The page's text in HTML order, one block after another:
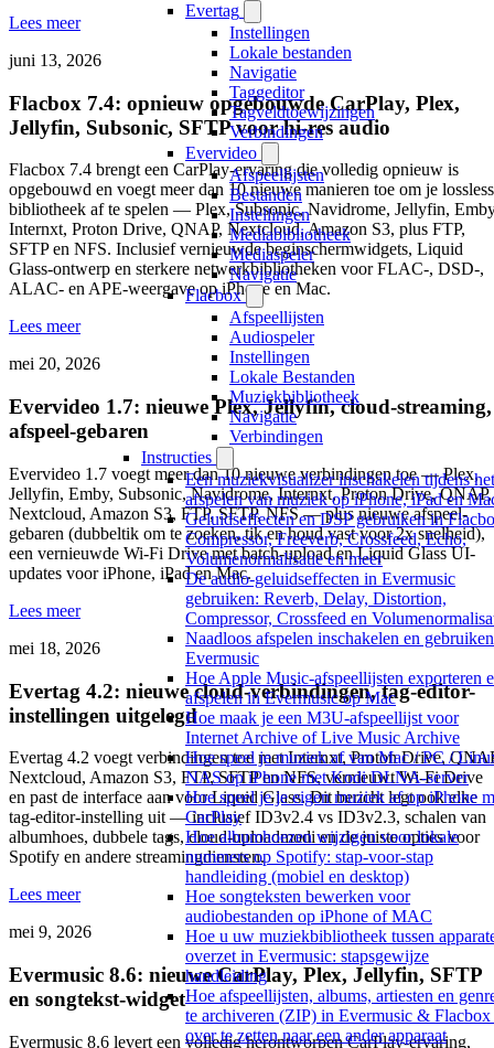
Evertag
Instellingen
Lokale bestanden
Navigatie
Taggeditor
Tagveldtoewijzingen
Verbindingen
Evervideo
Afspeellijsten
Bestanden
Instellingen
Mediabibliotheek
Mediaspeler
Navigatie
Flacbox
Afspeellijsten
Audiospeler
Instellingen
Lokale Bestanden
Muziekbibliotheek
Navigatie
Verbindingen
Instructies
Een muziekvisualizer inschakelen tijdens het
afspelen van muziek op iPhone, iPad en
Geluidseffecten en DSP gebruiken in
Compressor, Freeverb, Crossfeed, Echo,
Volumenormalisatie en meer
De audio-geluidseffecten in Evermusic
gebruiken: Reverb, Delay, Distortion,
Compressor, Crossfeed en
Naadloos afspelen inschakelen en
Evermusic
Hoe Apple Music-afspeellijsten exporteren
afspelen in Evermusic op Mac
Hoe maak je een M3U-afspeellijst voor
Internet Archive of Live Music Archive
Hoe speel je muziek af van Mac / PC /
NAS op iPhone met Kodi DLNA-server
Hoe speel je je eigen muziek af op iPhone
CarPlay
Hoe albumhoezen wijzigen voor lokale
nummers op Spotify: stap-voor-stap
handleiding (mobiel en desktop)
Hoe songteksten bewerken voor
audiobestanden op iPhone of MAC
Hoe u uw muziekbibliotheek tussen
overzet in Evermusic: stapsgewijze
handleiding
Hoe afspeellijsten, albums, artiesten en
te archiveren (ZIP) in Evermusic & Flacbox
over te zetten naar een ander apparaat
Lees meer
juni 13, 2026
Flacbox 7.4: opnieuw opgebouwde CarPlay, Plex,
Jellyfin, Subsonic, SFTP voor hi-res audio
Flacbox 7.4 brengt een CarPlay-ervaring die volledig opnieuw is
opgebouwd en voegt meer dan 10 nieuwe manieren toe om je lossless
bibliotheek af te spelen — Plex, Subsonic, Navidrome, Jellyfin,
Internxt, Proton Drive, QNAP, Nextcloud, Amazon S3, plus FTP,
SFTP en NFS. Inclusief vernieuwde beginschermwidgets, Liquid
Glass-ontwerp en sterkere netwerkbibliotheken voor FLAC-, DSD-,
ALAC- en APE-weergave op iPhone en Mac.
Lees meer
mei 20, 2026
Evervideo 1.7: nieuwe Plex, Jellyfin, cloud-streaming,
afspeel-gebaren
Evervideo 1.7 voegt meer dan 10 nieuwe verbindingen toe — Plex,
Jellyfin, Emby, Subsonic, Navidrome, Internxt, Proton Drive, QNAP,
Nextcloud, Amazon S3, FTP, SFTP, NFS — plus nieuwe afspeel-
gebaren (dubbeltik om te zoeken, tik en houd vast voor 2x snelheid),
een vernieuwde Wi-Fi Drive met batch-upload en Liquid Glass UI-
updates voor iPhone, iPad en Mac.
Lees meer
mei 18, 2026
Evertag 4.2: nieuwe cloud-verbindingen, tag-editor-
instellingen uitgelegd
Evertag 4.2 voegt verbindingen toe met Internxt, Proton Drive,
Nextcloud, Amazon S3, FTP, SFTP en NFS, vernieuwt Wi-Fi Drive
en past de interface aan voor Liquid Glass. Dit bericht legt ook elke
tag-editor-instelling uit — inclusief ID3v2.4 vs ID3v2.3, schalen van
albumhoes, dubbele tags, cloud-uploadmodi en de juiste opties voor
Spotify en andere streamingdiensten.
Lees meer
mei 9, 2026
Evermusic 8.6: nieuwe CarPlay, Plex, Jellyfin, SFTP
en songtekst-widget
Evermusic 8.6 levert een volledig herontworpen CarPlay-ervaring,